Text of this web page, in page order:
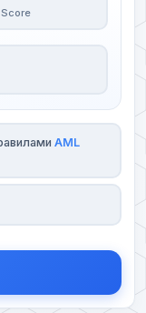
AML